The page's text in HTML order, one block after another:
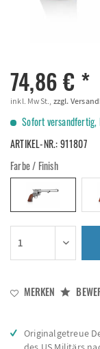
74,86 € *
inkl. MwSt., zzgl.
Sofort
ARTIKEL-NR.:911807
Farbe / Finish
MERKEN
Originalgetreue